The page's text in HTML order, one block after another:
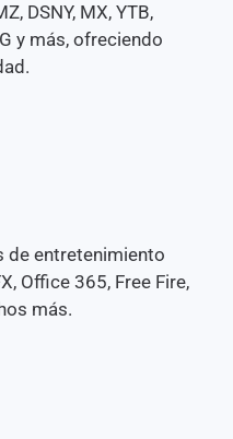
DSNY, MX, YTB,
y más, ofreciendo
de entretenimiento
Office 365, Free Fire,
más.